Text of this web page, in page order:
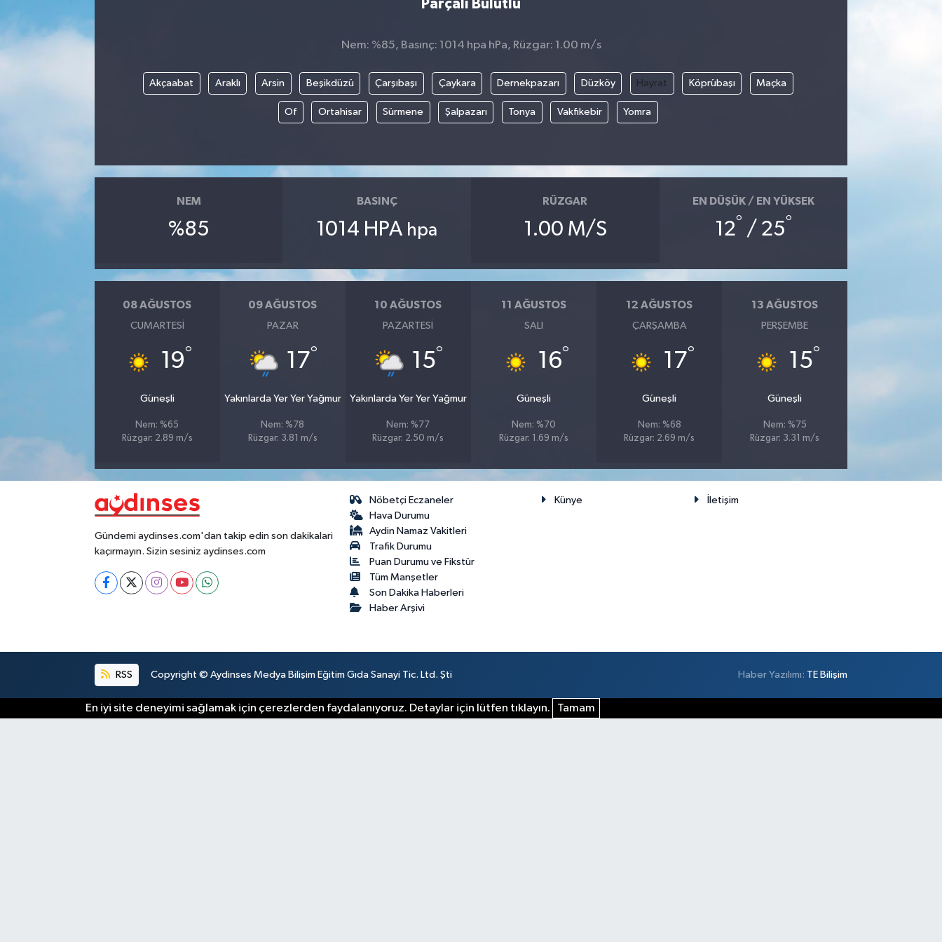
Parçalı Bulutlu
Nem: %85, Basınç: 1014 hpa hPa, Rüzgar: 1.00 m/s
Akçaabat Araklı Arsin Beşikdüzü Çarşıbaşı Çaykara Dernekpazarı Düzköy Hayrat Köprübaşı Maçka
Of Ortahisar Sürmene Şalpazarı Tonya Vakfıkebir Yomra
NEM
%85
BASINÇ
1014 HPA hpa
RÜZGAR
1.00 M/S
EN DÜŞÜK / EN YÜKSEK
12° / 25°
08 AĞUSTOS
CUMARTESI
19°
Güneşli
Nem: %65
Rüzgar: 2.89 m/s
09 AĞUSTOS
PAZAR
17°
Yakınlarda Yer Yer Yağmur
Nem: %78
Rüzgar: 3.81 m/s
10 AĞUSTOS
PAZARTESI
15°
Yakınlarda Yer Yer Yağmur
Nem: %77
Rüzgar: 2.50 m/s
11 AĞUSTOS
SALI
16°
Güneşli
Nem: %70
Rüzgar: 1.69 m/s
12 AĞUSTOS
ÇARŞAMBA
17°
Güneşli
Nem: %68
Rüzgar: 2.69 m/s
13 AĞUSTOS
PERŞEMBE
15°
Güneşli
Nem: %75
Rüzgar: 3.31 m/s
Gündemi aydinses.com'dan takip edin son dakikalari
kaçırmayın. Sizin sesiniz aydinses.com
Nöbetçi Eczaneler
Hava Durumu
Aydin Namaz Vakitleri
Trafik Durumu
Puan Durumu ve Fikstür
Tüm Manşetler
Son Dakika Haberleri
Haber Arşivi
Künye İletişim
RSS Copyright © Aydinses Medya Bilişim Eğitim Gıda Sanayi Tic. Ltd. Şti Haber Yazılımı: TE Bilişim
En iyi site deneyimi sağlamak için çerezlerden faydalanıyoruz. Detaylar için lütfen tıklayın. Tamam